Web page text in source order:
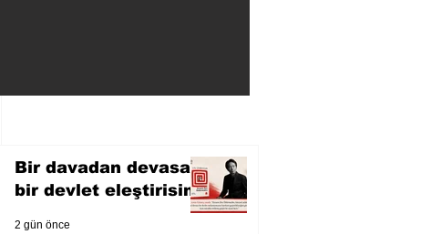
Bir davadan devasa
bir devlet eleştirisine
2 gün önce